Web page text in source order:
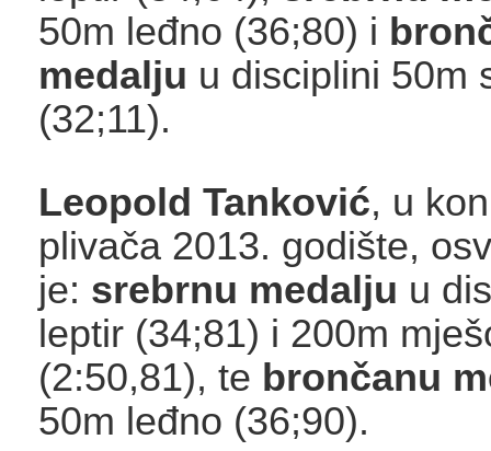
50m leđno (36;80) i
medalju u disciplini 50m
(32;11).
Leopold Tanković, u
plivača 2013. godište,
je: srebrnu medalju u
leptir (34;81) i 200m
(2:50,81), te brončanu
50m leđno (36;90).